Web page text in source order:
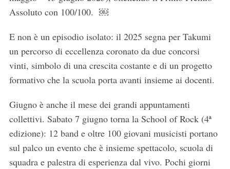
Assoluto con 100/100. ￼
E non è un episodio isolato: il 2025 segna per Takumi
un percorso di eccellenza coronato da due concorsi
vinti, simbolo di una crescita costante e di un progetto
formativo che la scuola porta avanti insieme ai docenti.
Giugno è anche il mese dei grandi appuntamenti
collettivi. Sabato 7 giugno torna la School of Rock (4ª
edizione): 12 band e oltre 100 giovani musicisti portano
sul palco un evento che è insieme spettacolo, scuola di
squadra e palestra di esperienza dal vivo. Pochi giorni